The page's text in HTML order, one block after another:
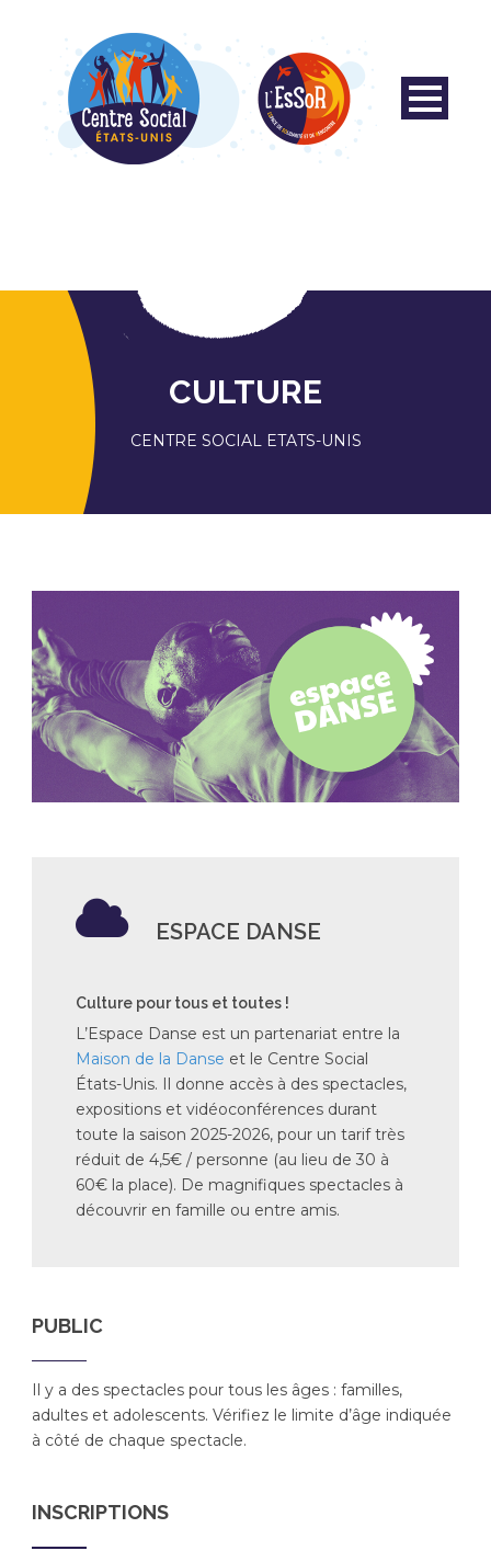
CULTURE
CENTRE SOCIAL ETATS-UNIS
ESPACE DANSE
Culture pour tous et toutes !
L’Espace Danse est un partenariat entre la
Maison de la Danse et le Centre Social
États-Unis. Il donne accès à des spectacles,
expositions et vidéoconférences durant
toute la saison 2025-2026, pour un tarif très
réduit de 4,5€ / personne (au lieu de 30 à
60€ la place). De magnifiques spectacles à
découvrir en famille ou entre amis.
PUBLIC
Il y a des spectacles pour tous les âges : familles,
adultes et adolescents. Vérifiez le limite d’âge indiquée
à côté de chaque spectacle.
INSCRIPTIONS